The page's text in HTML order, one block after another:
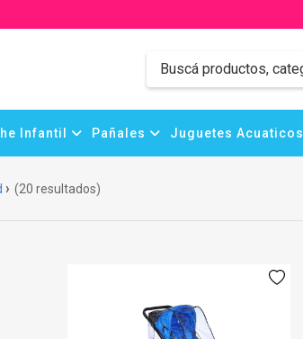
Infantil Pañales Juguetes Acuaticos
(20 resultados)